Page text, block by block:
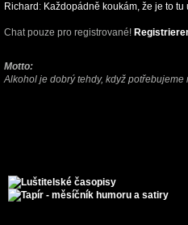
Richard : Každopádně koukám, že je to tu
Chat pouze pro registrované!
Motto:
Alkohol je dobrý tehdy, když